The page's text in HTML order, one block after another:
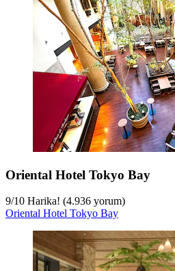
Oriental Hotel Tokyo Bay
9/10 Harika! (4.936 yorum)
Oriental Hotel Tokyo Bay